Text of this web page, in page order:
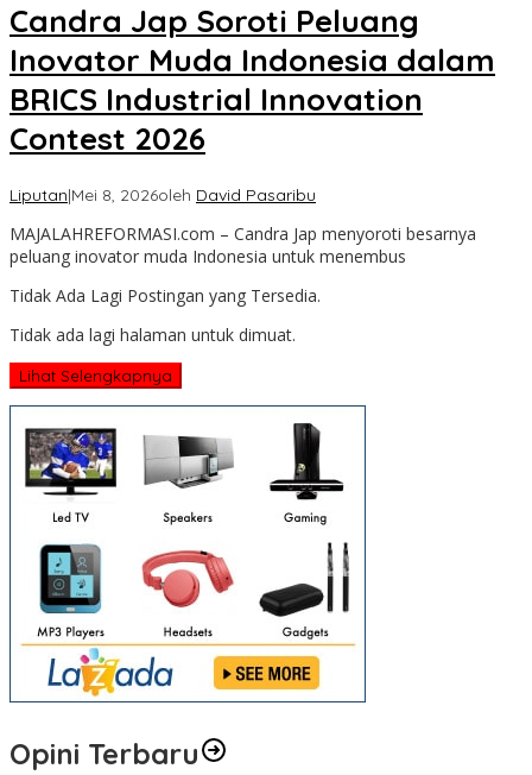
Candra Jap Soroti Peluang
Inovator Muda Indonesia dalam
BRICS Industrial Innovation
Contest 2026
Liputan|Mei 8, 2026oleh David Pasaribu
MAJALAHREFORMASI.com – Candra Jap menyoroti besarnya
peluang inovator muda Indonesia untuk menembus
Tidak Ada Lagi Postingan yang Tersedia.
Tidak ada lagi halaman untuk dimuat.
Lihat Selengkapnya
Opini Terbaru